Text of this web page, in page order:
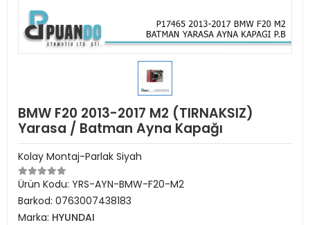
BMW F20 2013-2017 M2 (TIRNAKSIZ)
Yarasa / Batman Ayna Kapağı
Kolay Montaj-Parlak Siyah
Ürün Kodu: YRS-AYN-BMW-F20-M2
Barkod: 0763007438183
Marka: HYUNDAI